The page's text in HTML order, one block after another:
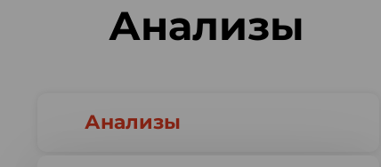
Анализы
Анализы